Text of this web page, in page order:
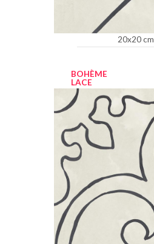
20x20 cm
BOHÈME
LACE